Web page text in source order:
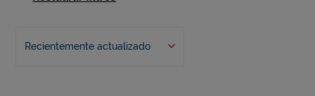
Recientemente actualizado